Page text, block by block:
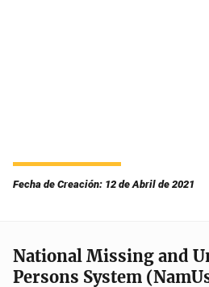
Fecha de Creación: 12 de Abril de 2021
National Missing and
Persons System